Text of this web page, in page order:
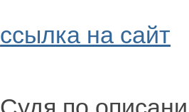
ссылка на сайт